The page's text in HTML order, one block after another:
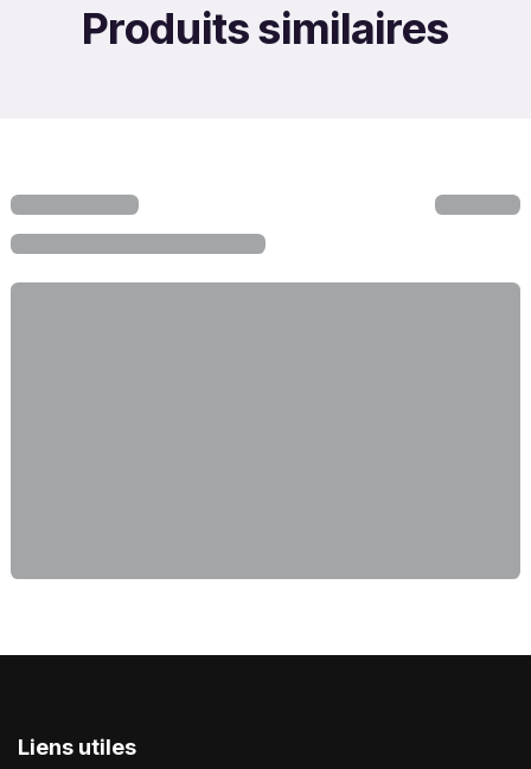
Produits similaires
Liens utiles